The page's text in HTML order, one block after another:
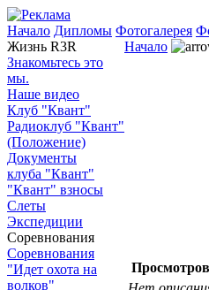
Начало Дипломы Фотогалерея
Жизнь R3R
Знакомьтесь это
мы.
Наше видео
Клуб "Квант"
Радиоклуб "Квант"
(Положение)
Документы
клуба "Квант"
"Квант" взносы
Слеты
Экспедиции
Соревнования
Соревнования
"Идет охота на
волков"
Начало